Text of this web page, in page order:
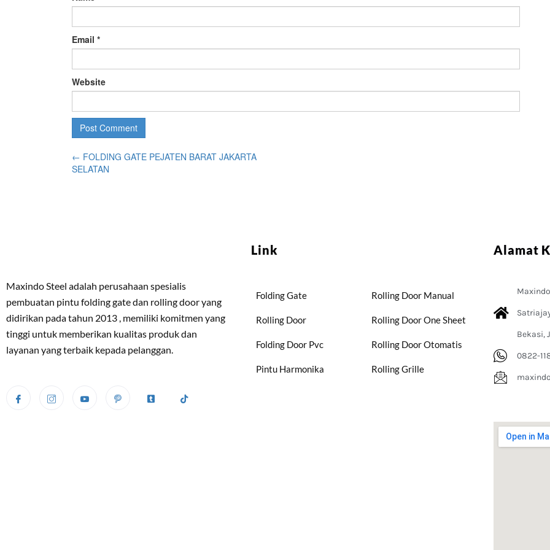
Email *
Website
← FOLDING GATE PEJATEN BARAT JAKARTA
SELATAN
Maxindo Steel adalah perusahaan spesialis
pembuatan pintu folding gate dan rolling door yang
didirikan pada tahun 2013 , memiliki komitmen yang
tinggi untuk memberikan kualitas produk dan
layanan yang terbaik kepada pelanggan.
Link
Folding Gate
Rolling Door
Folding Door Pvc
Pintu Harmonika
Rolling Door Manual
Rolling Door One Sheet
Rolling Door Otomatis
Rolling Grille
Alamat
Bekasi,
0822-